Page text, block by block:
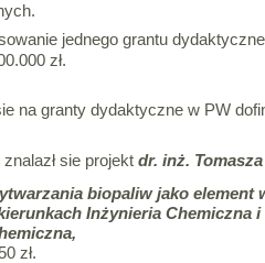
jednego grantu
zł.
na granty dydaktyczne w PW
sie projekt dr. inż.
biopaliw jako element
Inżynieria Chemiczna
zł.